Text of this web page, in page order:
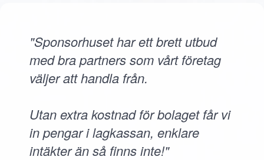
"Sponsorhuset har ett brett utbud
med bra partners som vårt företag
väljer att handla från.
Utan extra kostnad för bolaget får vi
in pengar i lagkassan, enklare
intäkter än så finns inte!"